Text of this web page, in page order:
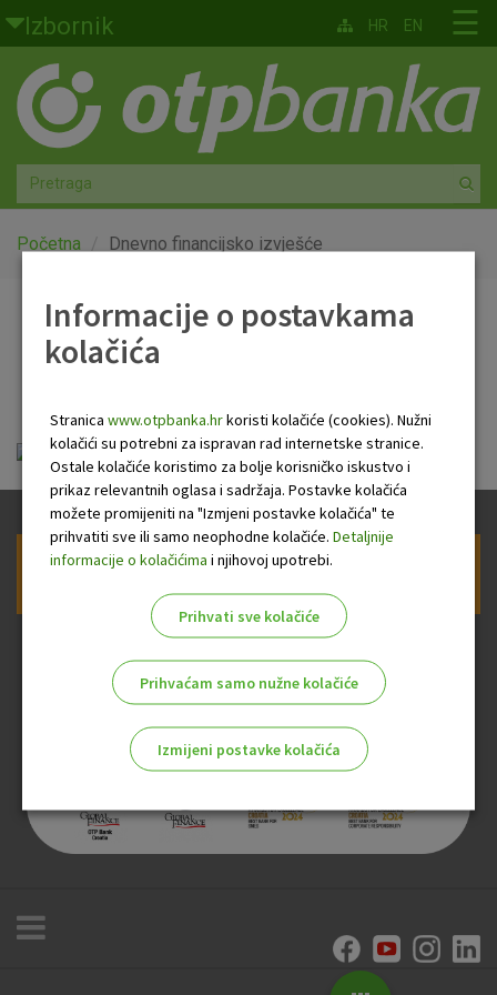
Skoči na glavni sadržaj
Izbornik
Građani
Privatno bankarstvo
Agro
Mala poduzeća i obrtnici
Globalna tržišta
O nama
☰
HR EN
Početna Dnevno financijsko izvješće
Dnevno financijsko
Dnevno financijsko izvješće.pdf
Prijava na newsletter OTP banke
Informacije o postavkama
kolačića
Stranica www.otpbanka.hrkoristi kolačiće (cookies). Nužni
kolačići su potrebni za ispravan rad internetske stranice.
Ostale kolačiće koristimo za bolje korisničko iskustvo i
prikaz relevantnih oglasa i sadržaja. Postavke kolačića
možete promijeniti na "Izmjeni postavke kolačića" te
prihvatiti sve ili samo neophodne kolačiće. Detaljnije
informacije o kolačićima i njihovoj upotrebi.
Prihvati sve kolačiće
Prihvaćam samo nužne kolačiće
Izmijeni postavke kolačića
Nužni kolačići